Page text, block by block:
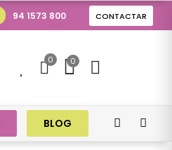
94 1573 800 CONTACTAR
0 0
BLOG